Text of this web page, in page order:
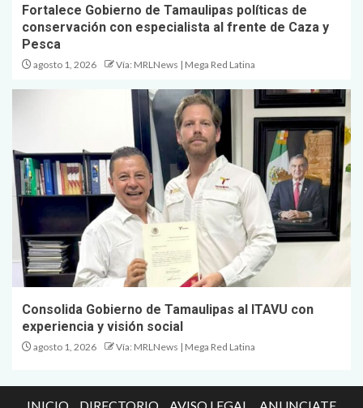
Fortalece Gobierno de Tamaulipas políticas de
conservación con especialista al frente de Caza y
Pesca
agosto 1, 2026 Vía: MRLNews | Mega Red Latina
Consolida Gobierno de Tamaulipas al ITAVU con
experiencia y visión social
agosto 1, 2026 Vía: MRLNews | Mega Red Latina